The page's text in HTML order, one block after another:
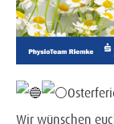
Wir wünschen